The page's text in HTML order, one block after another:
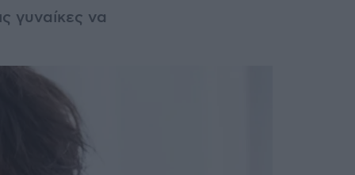
γυναίκες να